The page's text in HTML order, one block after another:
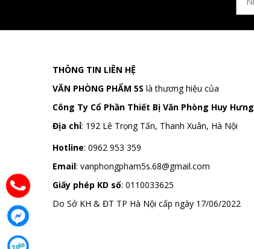
THÔNG TIN LIÊN HỆ
VĂN PHÒNG PHẨM 5S là thương hiệu của
Công Ty Cổ Phần Thiết Bị Văn Phòng Huy Hưng
Địa chỉ: 192 Lê Trọng Tấn, Thanh Xuân, Hà Nội
Hotline: 0962 953 359
Email: vanphongpham5s.68@gmail.com
Giấy phép KD số: 0110033625
Do Sở KH & ĐT TP Hà Nội cấp ngày 17/06/2022